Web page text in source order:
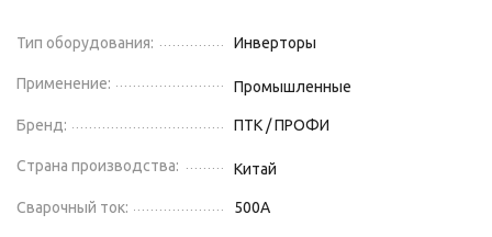
Тип оборудования: Инверторы
Применение: Промышленные
Бренд: ПТК / ПРОФИ
Страна производства: Китай
Сварочный ток: 500А